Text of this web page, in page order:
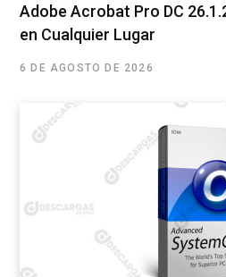
Adobe Acrobat Pro DC
en Cualquier Lugar
6 DE AGOSTO DE 2026